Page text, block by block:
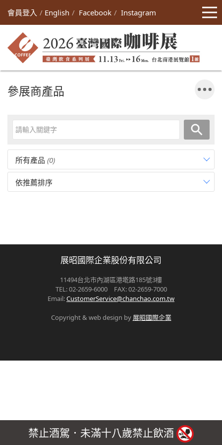
會員登入 English Facebook Instagram
參展商產品
所有產品 (0)
依推薦排序
展昭國際企業股份有限公司
11494台北市內湖區港墘路185號3樓
TEL: 02-2659-6000 FAX: 02-2659-7000
Email:CustomerService@chanchao.com.tw
Copyright & web design by 展昭國際企業
禁止酒駕．未滿十八歲禁止飲酒